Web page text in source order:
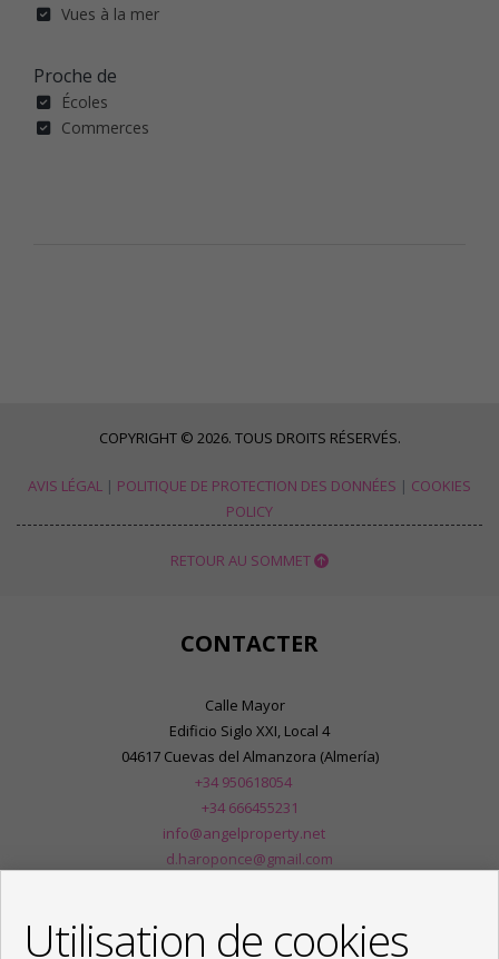
Vues à la mer
Proche de
Écoles
Commerces
COPYRIGHT © 2026. TOUS DROITS RÉSERVÉS.
AVIS LÉGAL | POLITIQUE DE PROTECTION DES DONNÉES | COOKIES
POLICY
RETOUR AU SOMMET
CONTACTER
Calle Mayor
Edificio Siglo XXI, Local 4
04617 Cuevas del Almanzora (Almería)
+34 950618054
+34 666455231
info@angelproperty.net
d.haroponce@gmail.com
Utilisation de cookies